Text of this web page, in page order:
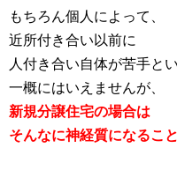
もちろん個人によって、
近所付き合い以前に
人付き合い自体が苦手と
一概にはいえませんが、
新規分譲住宅の場合は
そんなに神経質になるこ